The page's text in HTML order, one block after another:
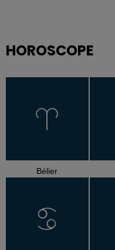
HOROSCOPE
Bélier